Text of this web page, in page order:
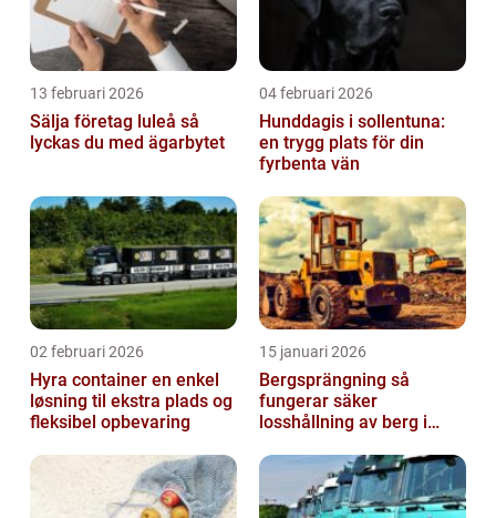
13 februari 2026
Sälja företag luleå så
lyckas du med ägarbytet
04 februari 2026
Hunddagis i sollentuna:
en trygg plats för din
fyrbenta vän
02 februari 2026
Hyra container en enkel
løsning til ekstra plads og
fleksibel opbevaring
15 januari 2026
Bergsprängning så
fungerar säker
losshållning av berg i